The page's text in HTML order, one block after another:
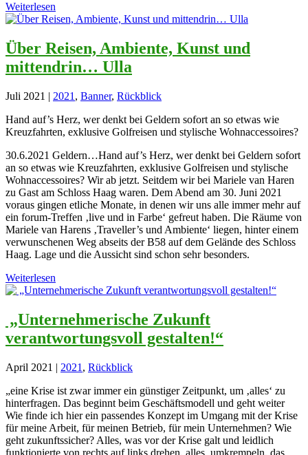
Weiterlesen
Über Reisen, Ambiente, Kunst und
mittendrin… Ulla
Juli 2021 | 2021 , Banner, Rückblick
Hand auf’s Herz, wer denkt bei Geldern sofort an so etwas wie
Kreuzfahrten, exklusive Golfreisen und stylische Wohnaccessoires?
30.6.2021 Geldern…Hand auf’s Herz, wer denkt bei Geldern sofort
an so etwas wie Kreuzfahrten, exklusive Golfreisen und stylische
Wohnaccessoires? Wir ab jetzt. Seitdem wir bei Mariele van Haren
zu Gast am Schloss Haag waren. Dem Abend am 30. Juni 2021
voraus gingen etliche Monate, in denen wir uns alle immer mehr auf
ein forum-Treffen ‚live und in Farbe‘ gefreut haben. Die Räume von
Mariele van Harens ‚Traveller’s und Ambiente‘ liegen, hinter einem
verwunschenen Weg abseits der B58 auf dem Gelände des Schloss
Haag. Lage und die Aussicht sind schon sehr besonders.
Weiterlesen
„Unternehmerische Zukunft
verantwortungsvoll gestalten!“
April 2021 | 2021 , Rückblick
„eine Krise ist zwar immer ein günstiger Zeitpunkt, um ‚alles‘ zu
hinterfragen. Das beginnt beim Geschäftsmodell und geht weiter
Wie finde ich hier ein passendes Konzept im Umgang mit der Krise
für meine Arbeit, für meinen Betrieb, für mein Unternehmen? Wie
geht zukunftssicher? Alles, was vor der Krise galt und leidlich
funktionierte von rechts auf links drehen, alles umkrempeln, das